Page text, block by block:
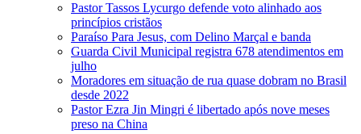
Pastor Tassos Lycurgo defende voto alinhado aos
princípios cristãos
Paraíso Para Jesus, com Delino Marçal e banda
Guarda Civil Municipal registra 678 atendimentos em
julho
Moradores em situação de rua quase dobram no Brasil
desde 2022
Pastor Ezra Jin Mingri é libertado após nove meses
preso na China